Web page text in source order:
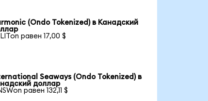
(Ondo Tokenized) в Канадский
равен 17,00 $
Seaways (Ondo Tokenized) в
доллар
равен 132,11 $